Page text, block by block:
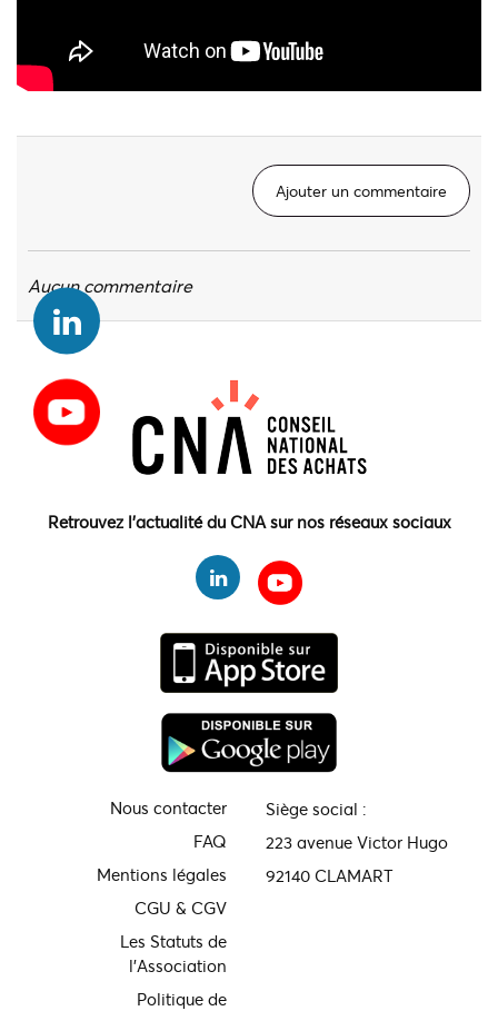
Ajouter un commentaire
Aucun commentaire
Retrouvez l'actualité du CNA sur nos réseaux sociaux
Nous contacter
FAQ
Mentions légales
CGU & CGV
Les Statuts de
l'Association
Politique de
Siège social :
223 avenue Victor Hugo
92140 CLAMART